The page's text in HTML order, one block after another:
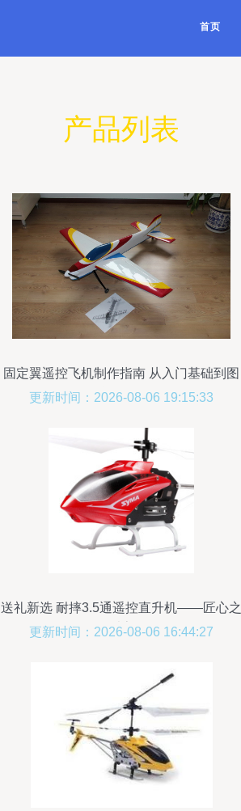
首页
产品列表
固定翼遥控飞机制作指南 从入门基础到图
纸资源解析
更新时间：2026-08-06 19:15:33
送礼新选 耐摔3.5通遥控直升机——匠心之
作，乐享飞行
更新时间：2026-08-06 16:44:27